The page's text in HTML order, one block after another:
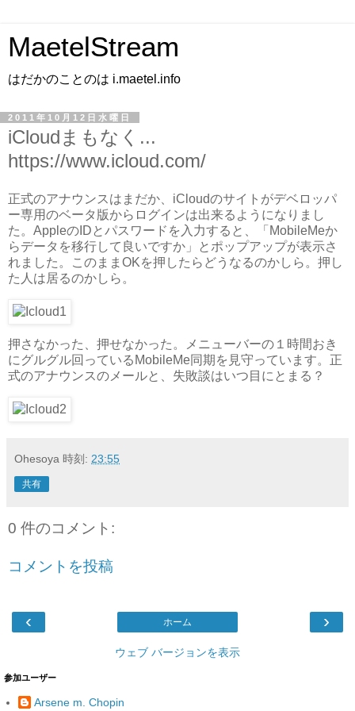
MaetelStream
はだかのことのは i.maetel.info
2011年10月12日水曜日
iCloudまもなく...
https://www.icloud.com/
正式のアナウンスはまだか、iCloudのサイトがデベロッパ
ー専用のベータ版からログインは出来るようになりまし
た。AppleのIDとパスワードを入力すると、「MobileMeか
らデータを移行して良いですか」とポップアップが表示さ
れました。このままOKを押したらどうなるのかしら。押し
た人は居るのかしら。
押さなかった、押せなかった。メニューバーの１時間おき
にグルグル回っているMobileMe同期を見守っています。正
式のアナウンスのメールと、失敗談はいつ目にとまる？
Ohesoya 時刻: 23:55
共有
0 件のコメント:
コメントを投稿
‹ ›
ホーム
ウェブ バージョンを表示
参加ユーザー
Arsene m. Chopin